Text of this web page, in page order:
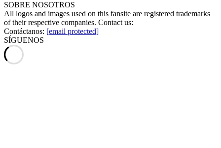
SOBRE NOSOTROS
All logos and images used on this fansite are registered trademarks
of their respective companies. Contact us:
Contáctanos: [email protected]
SÍGUENOS